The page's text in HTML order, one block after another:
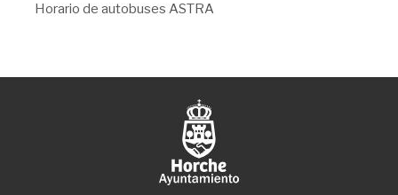
Horario de autobuses ASTRA